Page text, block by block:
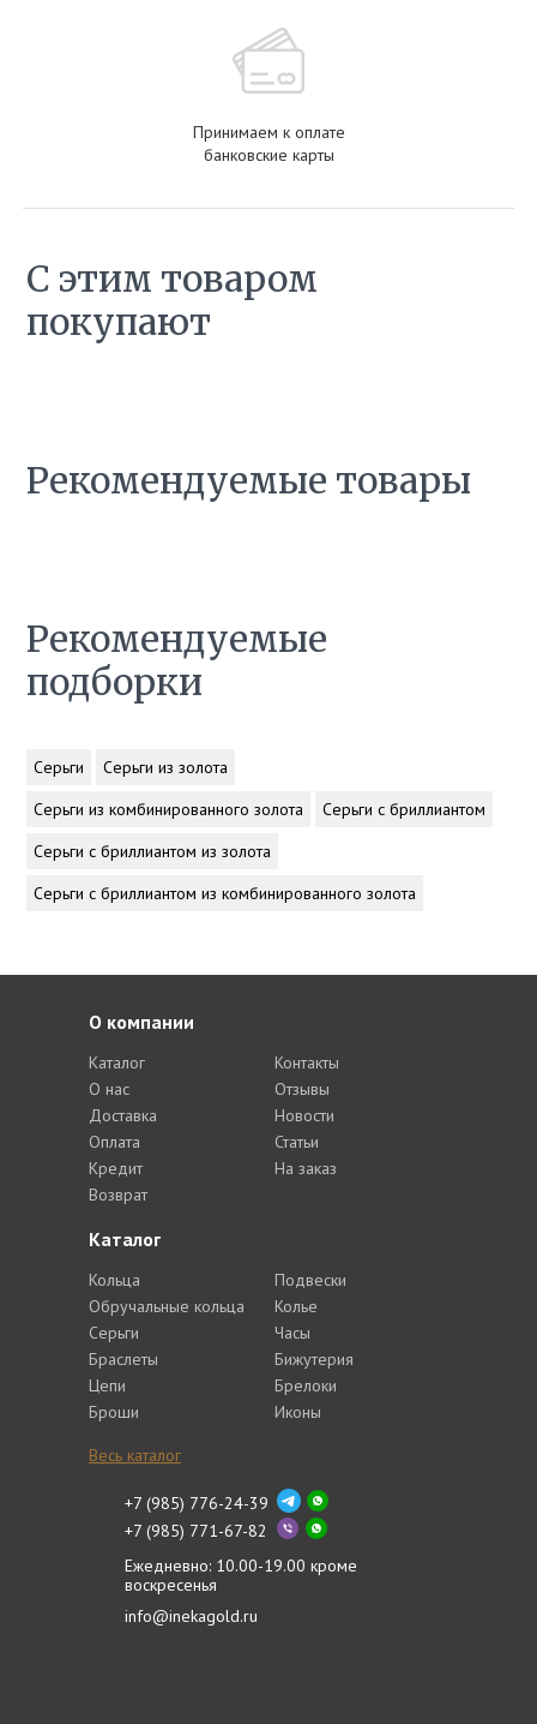
Принимаем к оплате
банковские карты
С этим товаром
покупают
Рекомендуемые товары
Рекомендуемые
подборки
Серьги
Серьги из золота
Серьги из комбинированного золота
Серьги с бриллиантом
Серьги с бриллиантом из золота
Серьги с бриллиантом из комбинированного золота
Каталог
Кольца
Обручальные кольца
Серьги
Браслеты
Цепи
Броши
Подвески
Колье
Часы
Бижутерия
Брелоки
Иконы
Весь каталог
О компании
Каталог
О нас
Доставка
Оплата
Кредит
Возврат
Контакты
Отзывы
Новости
Статьи
На заказ
+7 (985) 776-24-39
+7 (985) 771-67-82
Ежедневно: 10.00-19.00 кроме
воскресенья
info@inekagold.ru